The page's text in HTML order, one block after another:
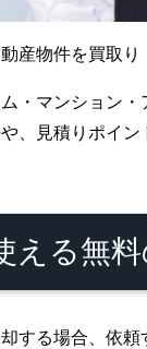
産物件を買取り
・マンション
、見積りポイン
える無
する場合、依頼